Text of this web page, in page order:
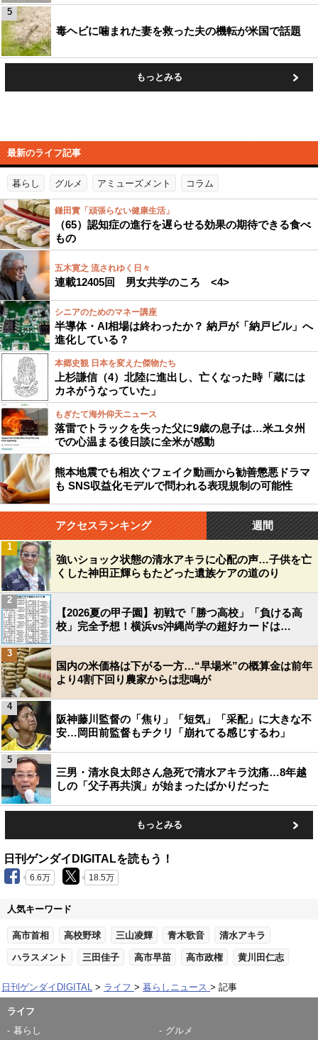
毒ヘビに噛まれた妻を救った夫の機転が米国で話題
5
もっとみる
最新のライフ記事
暮らし グルメ アミューズメント コラム
鎌田實「頑張らない健康生活」
（65）認知症の進行を遅らせる効果の期待できる食べ
もの
五木寛之 流されゆく日々
連載12405回 男女共学のころ <4>
シニアのためのマネー講座
半導体・AI相場は終わったか？ 納戸が「納戸ビル」へ
進化している？
本郷史観 日本を変えた傑物たち
上杉謙信（4）北陸に進出し、亡くなった時「蔵には
カネがうなっていた」
もぎたて海外仰天ニュース
落雷でトラックを失った父に9歳の息子は…米ユタ州
での心温まる後日談に全米が感動
熊本地震でも相次ぐフェイク動画から勧善懲悪ドラマ
も SNS収益化モデルで問われる表現規制の可能性
アクセスランキング 週間
強いショック状態の清水アキラに心配の声…子供を亡
くした神田正輝らもたどった遺族ケアの道のり
1
【2026夏の甲子園】初戦で「勝つ高校」「負ける高
校」完全予想！横浜vs沖縄尚学の超好カードは…
2
国内の米価格は下がる一方…“早場米”の概算金は前年
より4割下回り農家からは悲鳴が
3
阪神藤川監督の「焦り」「短気」「采配」に大きな不
安…岡田前監督もチクリ「崩れてる感じするわ」
4
三男・清水良太郎さん急死で清水アキラ沈痛…8年越
しの「父子再共演」が始まったばかりだった
5
もっとみる
日刊ゲンダイDIGITALを読もう！
6.6万 18.5万
人気キーワード
高市首相 高校野球 三山凌輝 青木歌音 清水アキラ
ハラスメント 三田佳子 高市早苗 高市政権 黄川田仁志
日刊ゲンダイDIGITAL ライフ 暮らしニュース 記事
ライフ
暮らし
グルメ